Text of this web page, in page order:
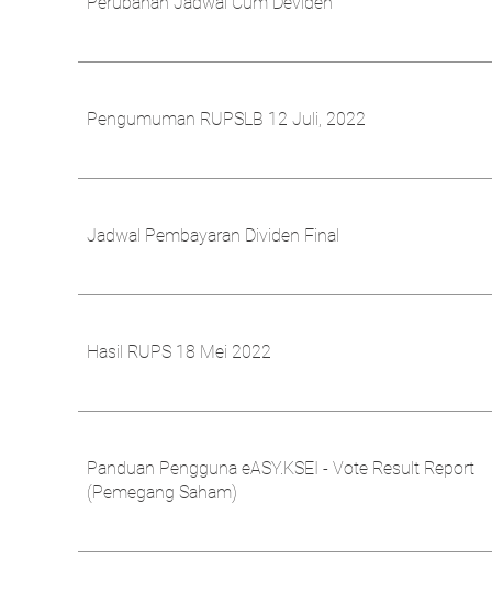
Pengumuman RUPSLB 12 Juli, 2022
Jadwal Pembayaran Dividen Final
Hasil RUPS 18 Mei 2022
Panduan Pengguna eASY.KSEI - Vote Result Report
(Pemegang Saham)